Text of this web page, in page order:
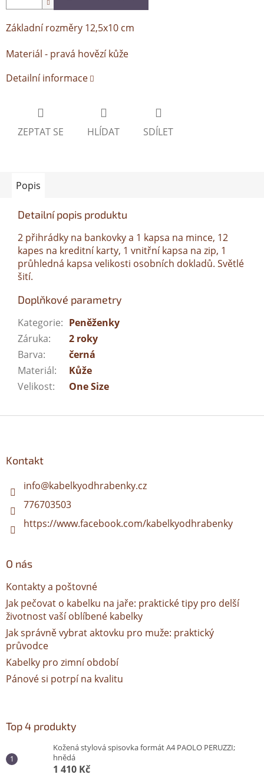
Základní rozměry 12,5x10 cm
Materiál - pravá hovězí kůže
Detailní informace
ZEPTAT SE HLÍDAT SDÍLET
Popis
Detailní popis produktu
2 přihrádky na bankovky a 1 kapsa na mince, 12
kapes na kreditní karty, 1 vnitřní kapsa na zip, 1
průhledná kapsa velikosti osobních dokladů. Světlé
šití.
Doplňkové parametry
Kategorie: Peněženky
Záruka:
2 roky
Barva:
černá
Materiál:
Kůže
Velikost: One Size
Kontakt
info@kabelkyodhrabenky.cz
776703503
https://www.facebook.com/kabelkyodhrabenky
O nás
Kontakty a poštovné
Jak pečovat o kabelku na jaře: praktické tipy pro delší
životnost vaší oblíbené kabelky
Jak správně vybrat aktovku pro muže: praktický
průvodce
Kabelky pro zimní období
Pánové si potrpí na kvalitu
Top 4 produkty
Kožená stylová spisovka formát A4 PAOLO PERUZZI;
hnědá
1 410 Kč